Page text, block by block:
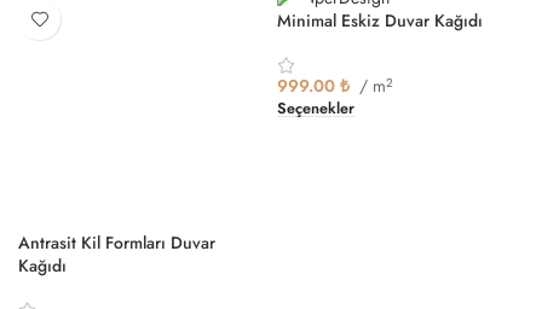
Antrasit Kil Formları Duvar
Kağıdı
Minimal Eskiz Duvar Kağıdı
999.00 ₺ / m2
Seçenekler